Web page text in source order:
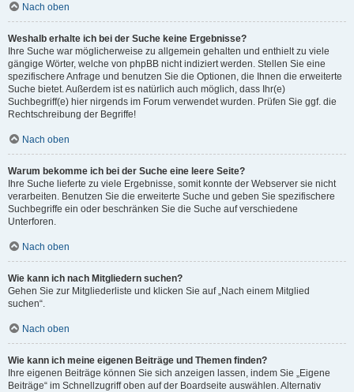
Nach oben
Weshalb erhalte ich bei der Suche keine Ergebnisse?
Ihre Suche war möglicherweise zu allgemein gehalten und enthielt zu viele
gängige Wörter, welche von phpBB nicht indiziert werden. Stellen Sie eine
spezifischere Anfrage und benutzen Sie die Optionen, die Ihnen die erweiterte
Suche bietet. Außerdem ist es natürlich auch möglich, dass Ihr(e)
Suchbegriff(e) hier nirgends im Forum verwendet wurden. Prüfen Sie ggf. die
Rechtschreibung der Begriffe!
Nach oben
Warum bekomme ich bei der Suche eine leere Seite?
Ihre Suche lieferte zu viele Ergebnisse, somit konnte der Webserver sie nicht
verarbeiten. Benutzen Sie die erweiterte Suche und geben Sie spezifischere
Suchbegriffe ein oder beschränken Sie die Suche auf verschiedene
Unterforen.
Nach oben
Wie kann ich nach Mitgliedern suchen?
Gehen Sie zur Mitgliederliste und klicken Sie auf „Nach einem Mitglied
suchen“.
Nach oben
Wie kann ich meine eigenen Beiträge und Themen finden?
Ihre eigenen Beiträge können Sie sich anzeigen lassen, indem Sie „Eigene
Beiträge“ im Schnellzugriff oben auf der Boardseite auswählen. Alternativ